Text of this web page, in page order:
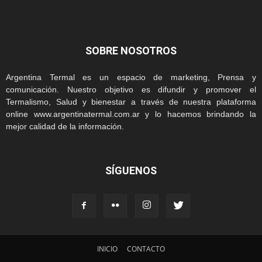
SOBRE NOSOTROS
Argentina Termal es un espacio de marketing, Prensa y
comunicación. Nuestro objetivo es difundir y promover el
Termalismo, Salud y bienestar a través de nuestra plataforma
online www.argentinatermal.com.ar y lo hacemos brindando la
mejor calidad de la información.
SÍGUENOS
INICIO CONTACTO